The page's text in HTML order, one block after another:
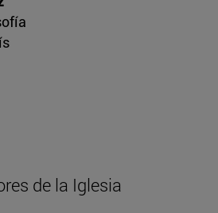
de la Iglesia